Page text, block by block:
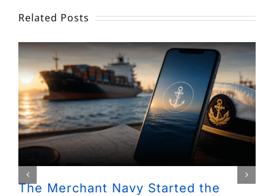
Related Posts
The Merchant Navy Started the